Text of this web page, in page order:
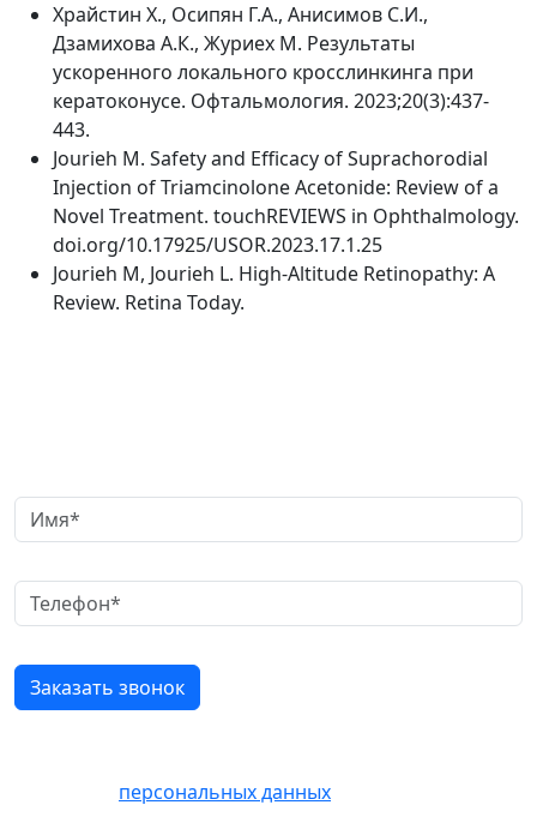
Храйстин Х., Осипян Г.А., Анисимов С.И.,
Дзамихова А.К., Журиех М. Результаты
ускоренного локального кросслинкинга при
кератоконусе. Офтальмология. 2023;20(3):437-
443.
Jourieh M. Safety and Efficacy of Suprachorodial
Injection of Triamcinolone Acetonide: Review of a
Novel Treatment. touchREVIEWS in Ophthalmology.
doi.org/10.17925/USOR.2023.17.1.25
Jourieh M, Jourieh L. High-Altitude Retinopathy: A
Review. Retina Today.
персональных данных